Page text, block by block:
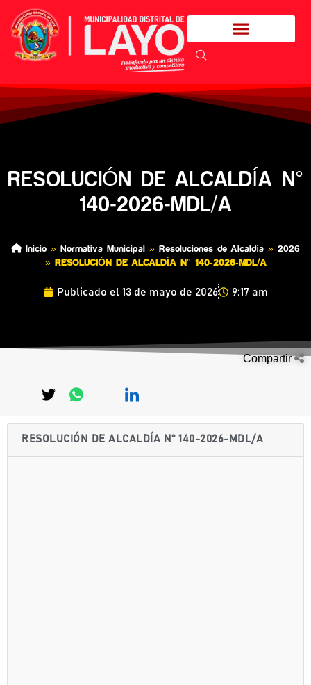
RESOLUCIÓN DE ALCALDÍA N°
140-2026-MDL/A
Inicio » Normativa Municipal » Resoluciones de Alcaldía » 2026
» RESOLUCIÓN DE ALCALDÍA N° 140-2026-MDL/A
Publicado el 13 de mayo de 2026 9:17 am
Compartir
RESOLUCIÓN DE ALCALDÍA N° 140-2026-MDL/A